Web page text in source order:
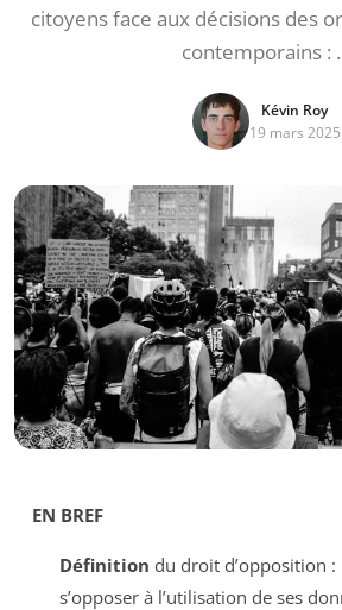
citoyens face aux décisions des
contemporains :
Kévin Roy
19 mars 2025
EN BREF
Définition du droit d’opposition
s’opposer à l’utilisation de ses